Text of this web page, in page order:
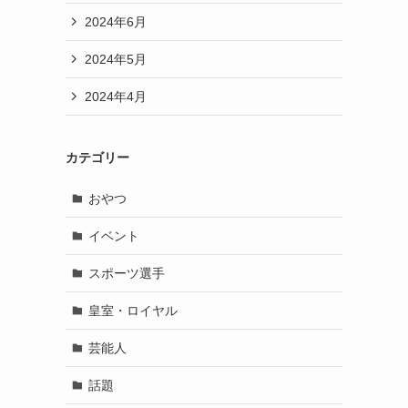
2024年6月
2024年5月
2024年4月
カテゴリー
おやつ
イベント
スポーツ選手
皇室・ロイヤル
芸能人
話題